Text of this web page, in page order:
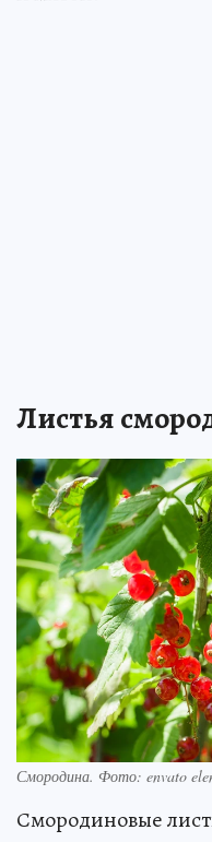
Листья
Смородина. Фото: envato
Смородиновые